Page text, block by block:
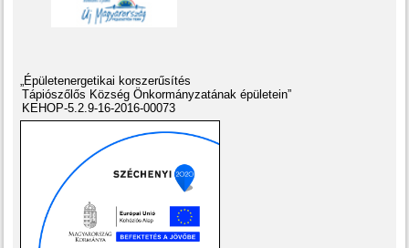
„Épületenergetikai korszerűsítés
Tápiószőlős Község Önkormányzatának épületein”
KEHOP-5.2.9-16-2016-00073